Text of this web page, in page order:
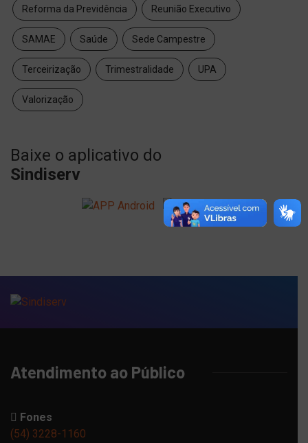
Reforma da Previdência Reunião Executivo
SAMAE Saúde Sede Campestre
Terceirização Trimestralidade UPA
Valorização
Baixe o aplicativo do
Sindiserv
Atendimento ao Público
Fones
(54) 3228-1160